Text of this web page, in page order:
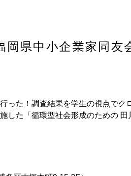
岡県中小企業家同友
た！調査結果を学生の視点でク
した「循環型社会形成のための